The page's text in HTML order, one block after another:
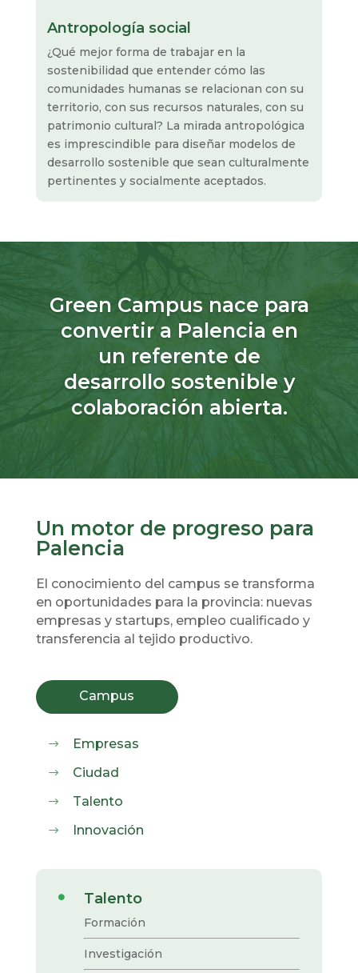
Antropología social
¿Qué mejor forma de trabajar en la
sostenibilidad que entender cómo las
comunidades humanas se relacionan con su
territorio, con sus recursos naturales, con su
patrimonio cultural? La mirada antropológica
es imprescindible para diseñar modelos de
desarrollo sostenible que sean culturalmente
pertinentes y socialmente aceptados.
Green Campus nace para
convertir a Palencia en
un referente de
desarrollo sostenible y
colaboración abierta.
Un motor de progreso para
Palencia
El conocimiento del campus se transforma
en oportunidades para la provincia: nuevas
empresas y startups, empleo cualificado y
transferencia al tejido productivo.
Campus
$ Empresas
$ Ciudad
$ Talento
$ Innovación
 Talento
Formación
Investigación